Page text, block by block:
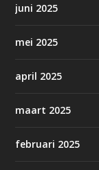
juni 2025
mei 2025
april 2025
maart 2025
februari 2025